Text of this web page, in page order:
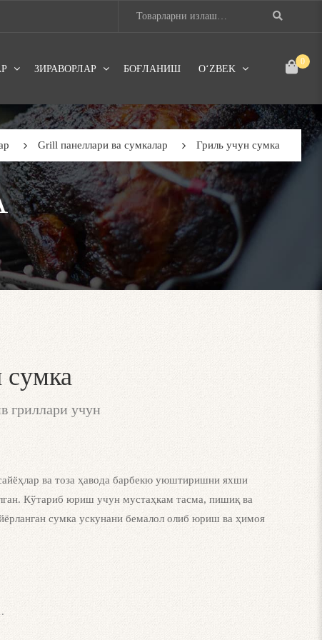
ЗИРАВОРЛАР БОҒЛАНИШ OʻZBEK
0
Grill панеллари ва сумкалар Гриль учун сумка
сумка
гриллари учун
ва тоза ҳавода барбекю уюштиришни яхши
Кўтариб юриш учун мустаҳкам тасма, пишиқ ва
сумка ускунани бемалол олиб юриш ва ҳимоя
.